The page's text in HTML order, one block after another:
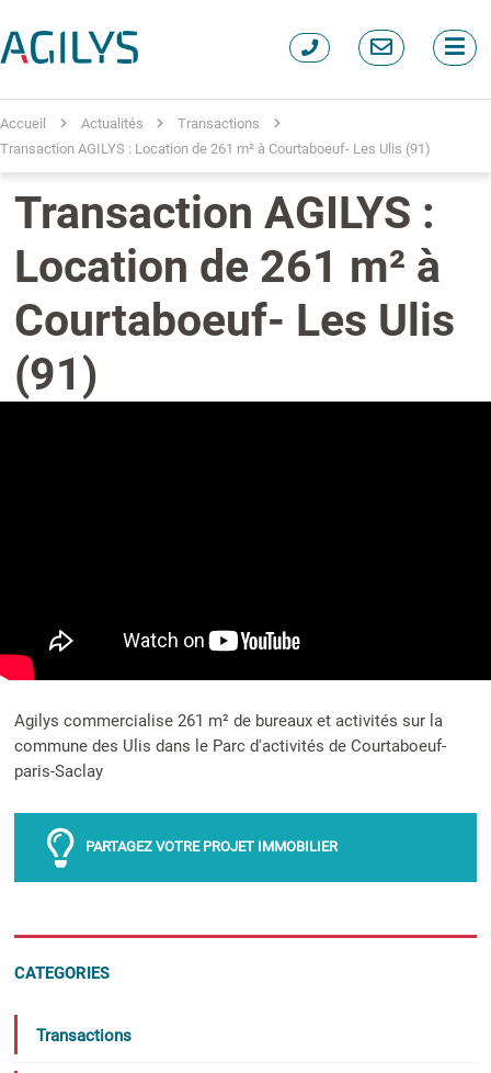
Accueil Actualités
Transactions
Transaction AGILYS : Location de 261 m² à Courtaboeuf- Les Ulis (91)
Transaction AGILYS :
Location de 261 m² à
Courtaboeuf- Les Ulis
(91)
Agilys commercialise 261 m² de bureaux et activités sur la
commune des Ulis dans le Parc d'activités de Courtaboeuf-
paris-Saclay
PARTAGEZ VOTRE PROJET IMMOBILIER
CATEGORIES
Transactions